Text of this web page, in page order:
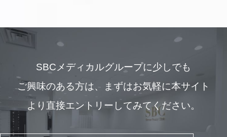
SBCメディカルグループに少しでも
ご興味のある方は、 まずはお気軽に本サイト
より直接エントリーしてみてください。